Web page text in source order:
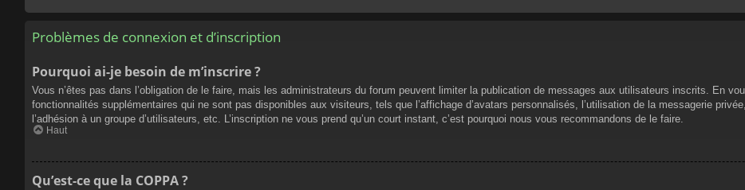
Problèmes de connexion et d’inscription
Pourquoi ai-je besoin de m’inscrire ?
Vous n’êtes pas dans l’obligation de le faire, mais les administrateurs du forum peuvent limiter la publication de messages aux utilisateurs inscrits. En
fonctionnalités supplémentaires qui ne sont pas disponibles aux visiteurs, tels que l’affichage d’avatars personnalisés, l’utilisation de la messagerie
l’adhésion à un groupe d’utilisateurs, etc. L’inscription ne vous prend qu’un court instant, c’est pourquoi nous vous recommandons de le faire.
Haut
Qu’est-ce que la COPPA ?